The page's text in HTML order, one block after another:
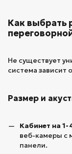
Как выбрать
Не существует
система зависит
Размер и
Кабинет на 1-
веб-камеры с
панели.